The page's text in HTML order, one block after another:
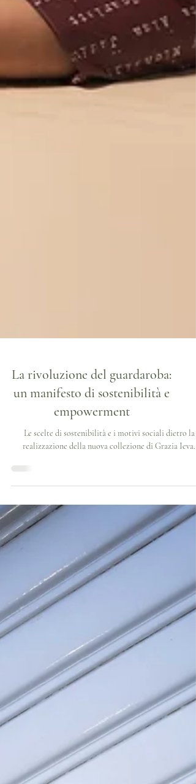
La rivoluzione del guardaroba:
un manifesto di sostenibilità e
empowerment
Le scelte di sostenibilità e i motivi sociali dietro la